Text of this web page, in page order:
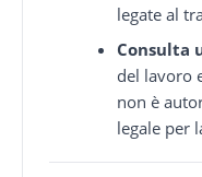
legate al
Consulta
del lavoro
non è
legale per